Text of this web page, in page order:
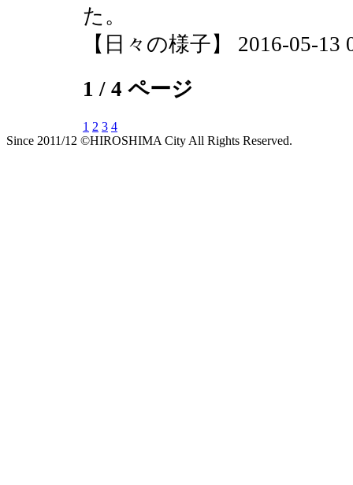
た。
【日々の様子】 2016-05-13
1 / 4 ページ
1 2 3 4
Since 2011/12 ©HIROSHIMA City All Rights Reserved.